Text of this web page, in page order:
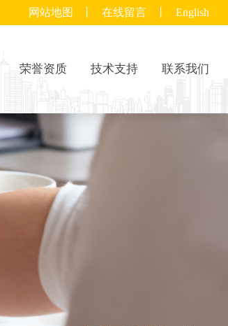
网站地图 在线留言 English
荣誉资质 技术支持 联系我们